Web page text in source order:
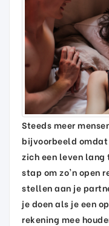
Steeds meer
bijvoorbeeld
zich een leven lang
stap om zo'n open
stellen aan je
je doen als je een
rekening mee